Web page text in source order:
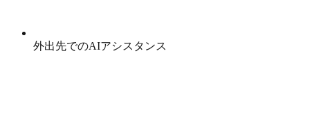
外出先でのAIアシスタンス